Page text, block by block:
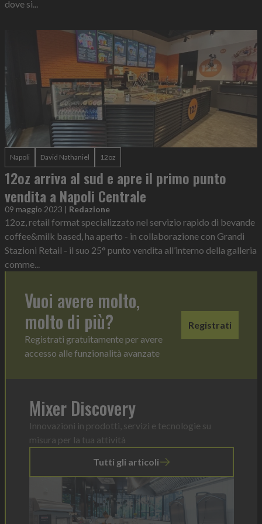
dove si...
Napoli David Nathaniel 12oz
12oz arriva al sud e apre il primo punto
vendita a Napoli Centrale
09 maggio 2023 | Redazione
12oz, retail format specializzato nel servizio rapido di bevande
coffee&milk based, ha aperto - in collaborazione con Grandi
Stazioni Retail - il suo 25° punto vendita all’interno della galleria
comme...
Vuoi avere molto,
molto di più?
Registrati gratuitamente per avere
accesso alle funzionalità avanzate
Registrati
Mixer Discovery
Innovazioni in prodotti, servizi e tecnologie su
misura per la tua attività
Tutti gli articoli